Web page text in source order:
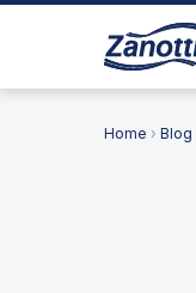
Home › Blog